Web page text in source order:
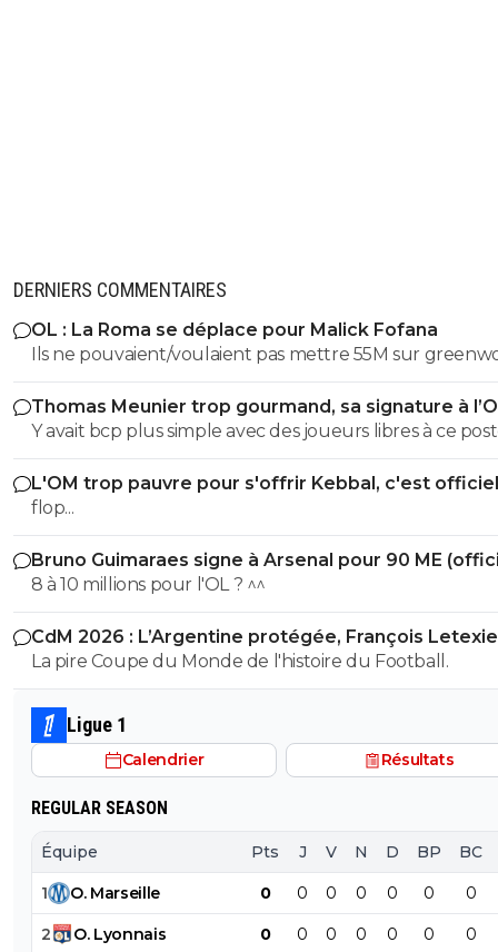
DERNIERS COMMENTAIRES
OL : La Roma se déplace pour Malick Fofana
Ils ne pouvaient/voulaient pas mettre 55M sur
Mais entre 30 et 40 pr fofana ça peut sûrement se
Thomas Meunier trop gourmand, sa signature à
annulée
Y avait bcp plus simple avec des joueurs libres à ce
début de mercato...
L'OM trop pauvre pour s'offrir Kebbal, c'est officiel
flop...
Bruno Guimaraes signe à Arsenal pour 90 ME
8 à 10 millions pour l'OL ? ^^
CdM 2026 : L’Argentine protégée, François
pris cher
La pire Coupe du Monde de l'histoire du Football.
Ligue 1
Calendrier Résultats
REGULAR SEASON
Équipe Pts J V N D BP BC
1 O. Marseille 0 0 0 0 0 0 0
2 O. Lyonnais 0 0 0 0 0 0 0